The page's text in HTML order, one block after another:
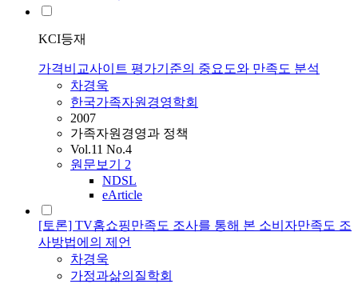
KCI등재
가격비교사이트 평가기준의 중요도와 만족도 분석
차경욱
한국가족자원경영학회
2007
가족자원경영과 정책
Vol.11 No.4
원문보기 2
NDSL
eArticle
[토론] TV홈쇼핑만족도 조사를 통해 본 소비자만족도 조
사방법에의 제언
차경욱
가정과삶의질학회